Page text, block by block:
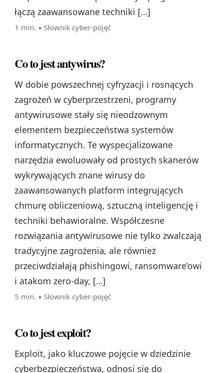
łączą zaawansowane techniki […]
1 min. ▪ Słownik cyber-pojęć
Co to jest antywirus?
W dobie powszechnej cyfryzacji i rosnących
zagrożeń w cyberprzestrzeni, programy
antywirusowe stały się nieodzownym
elementem bezpieczeństwa systemów
informatycznych. Te wyspecjalizowane
narzędzia ewoluowały od prostych skanerów
wykrywających znane wirusy do
zaawansowanych platform integrujących
chmurę obliczeniową, sztuczną inteligencję i
techniki behawioralne. Współczesne
rozwiązania antywirusowe nie tylko zwalczają
tradycyjne zagrożenia, ale również
przeciwdziałają phishingowi, ransomware’owi
i atakom zero-day, […]
5 min. ▪ Słownik cyber-pojęć
Co to jest exploit?
Exploit, jako kluczowe pojęcie w dziedzinie
cyberbezpieczeństwa, odnosi się do